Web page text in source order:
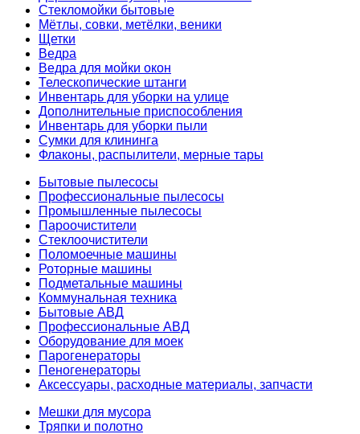
Стекломойки бытовые
Мётлы, совки, метёлки, веники
Щетки
Ведра
Ведра для мойки окон
Телескопические штанги
Инвентарь для уборки на улице
Дополнительные приспособления
Инвентарь для уборки пыли
Сумки для клининга
Флаконы, распылители, мерные тары
Бытовые пылесосы
Профессиональные пылесосы
Промышленные пылесосы
Пароочистители
Стеклоочистители
Поломоечные машины
Роторные машины
Подметальные машины
Коммунальная техника
Бытовые АВД
Профессиональные АВД
Оборудование для моек
Парогенераторы
Пеногенераторы
Аксессуары, расходные материалы, запчасти
Мешки для мусора
Тряпки и полотно